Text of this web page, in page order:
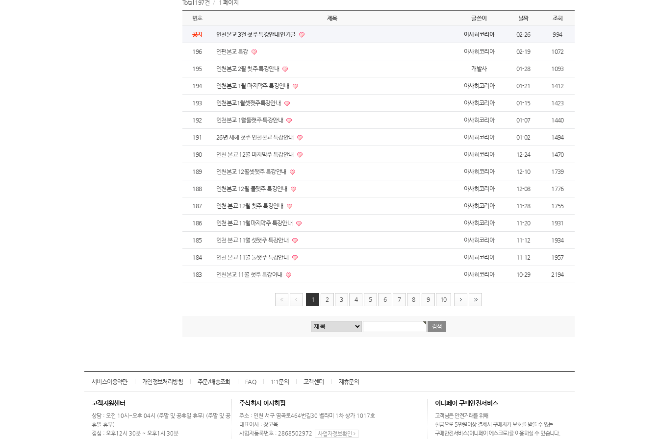
Total 197건 / 1 페이지
번호 제목 글쓴이 날짜 조회
공지 인천본교 3월 첫주 특강안내 인기글 아사히코리아 02-26 994
196 인펀본교 특강 아사히코리아 02-19 1072
195 인천본교 2월 첫주 특강안내 개발사 01-28 1093
194 인천본교 1월 마지막주 특강안내 아사히코리아 01-21 1412
193 인천본교1월셋쨋주특강안내 아사히코리아 01-15 1423
192 인천본교 1월둘쨋주 특강안내 아사히코리아 01-07 1440
191 26년 새해 첫주 인천본교 특강안내 아사히코리아 01-02 1494
190 인천 본교 12월 마지막주 특강안내 아사히코리아 12-24 1470
189 인천본교 12월셋쨋주 특강안내 아사히코리아 12-10 1739
188 인천본교 12월 둘쨋주 특강안내 아사히코리아 12-08 1776
187 인천 본교 12월 첫주 특강안내 아사히코리아 11-28 1755
186 인천 본교 11월마지막주 특강안내 아사히코리아 11-20 1931
185 인천 본교 11월 셋쨋주 특강안내 아사히코리아 11-12 1934
184 인천 본교 11월 둘쨋주 특강안내 아사히코리아 11-12 1957
183 인천본교 11월 첫주 특강아내 아사히코리아 10-29 2194
1 2 3 4 5 6 7 8 9 10
서비스이용약관 개인정보처리방침 주문/배송조회 FAQ 1:1문의 고객센터 제휴문의
고객지원센터
상담 : 오전 10시~오후 04시 (주말 및 공휴일 휴무) (주말 및 공
휴일 휴무)
점심 : 오후12시 30분 ~ 오후1시 30분
주식회사 아사히팜
주소 : 인천 서구 염곡로464번길30 벨라미 1차 상가 1017호
대표이사 : 장고옥
사업자등록번호 : 2868502972
사업자정보확인
이니페이 구매안전서비스
고객님은 안전거래를 위해
현금으로 5만원이상 결제시 구매자가 보호를 받을 수 있는
구매안전서비스(이니페이 에스크로)를 이용하실 수 있습니다.